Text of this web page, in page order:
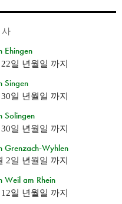
Ehingen
일 년월일 까지
Singen
일 년월일 까지
Solingen
일 년월일 까지
Grenzach-Wyhlen
2일 년월일 까지
Weil am Rhein
일 년월일 까지